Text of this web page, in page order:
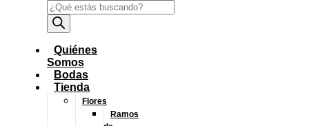
Quiénes
Somos
Bodas
Tienda
Flores
Ramos